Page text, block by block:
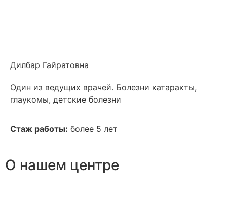
Дилбар Гайратовна
Один из ведущих врачей. Болезни катаракты,
глаукомы, детские болезни
Стаж работы: более 5 лет
О нашем центре